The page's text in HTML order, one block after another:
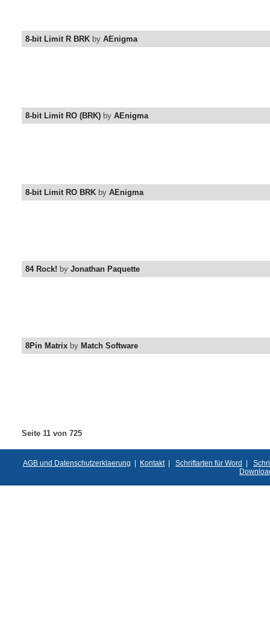
8-bit Limit R BRK by AEnigma
8-bit Limit RO (BRK) by AEnigma
8-bit Limit RO BRK by AEnigma
84 Rock! by Jonathan Paquette
8Pin Matrix by Match Software
Seite 11 von 725
AGB und Datenschutzerklaerung | Kontakt| Schriftarten für Word |